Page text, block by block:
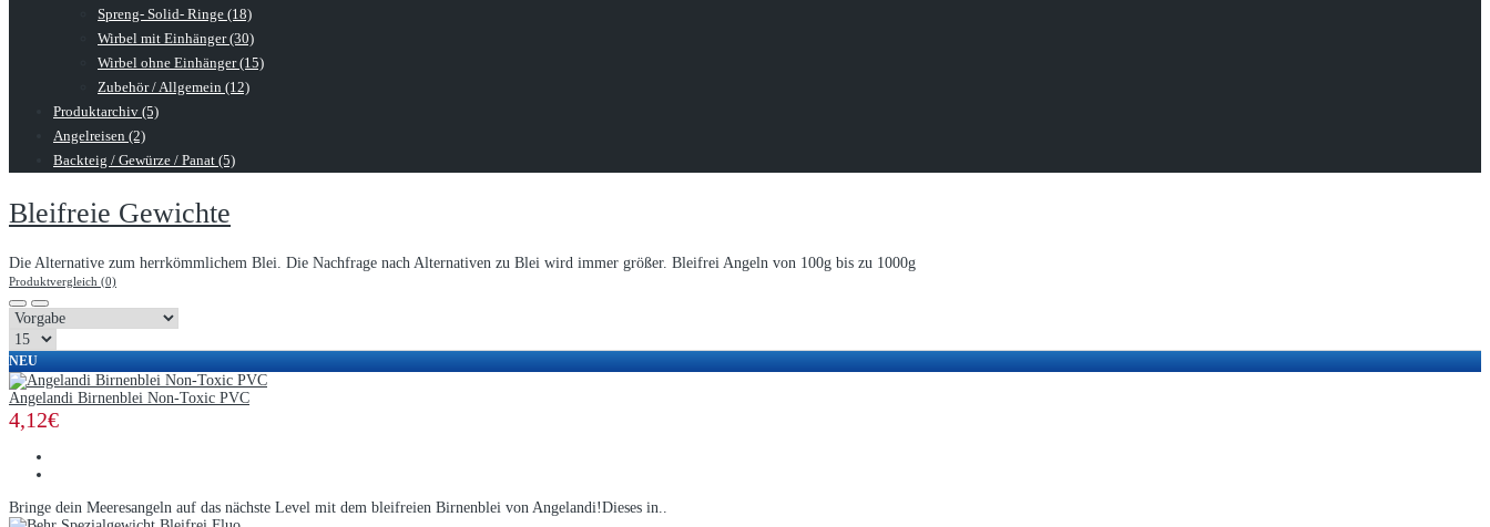
Spreng- Solid- Ringe (18)
Wirbel mit Einhänger (30)
Wirbel ohne Einhänger (15)
Zubehör / Allgemein (12)
Produktarchiv (5)
Angelreisen (2)
Backteig / Gewürze / Panat (5)
Bleifreie Gewichte
Die Alternative zum herrkömmlichem Blei. Die Nachfrage nach Alternativen zu Blei wird immer größer. Bleifrei Angeln von 100g bis zu 1000g
Produktvergleich (0)
NEU
Angelandi Birnenblei Non-Toxic PVC
4,12€
Bringe dein Meeresangeln auf das nächste Level mit dem bleifreien Birnenblei von Angelandi!Dieses in..